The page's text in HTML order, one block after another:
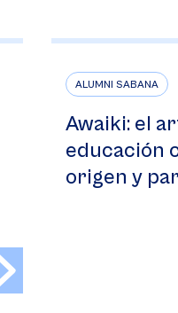
ALUMNI SABANA
Awaiki: el
educación
origen y